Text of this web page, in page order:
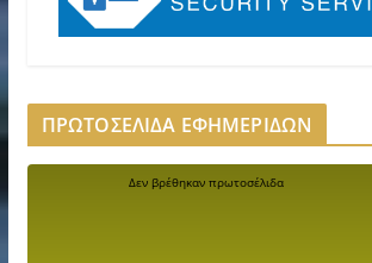
ΠΡΩΤΟΣΕΛΙΔΑ ΕΦΗΜΕΡΙΔΩΝ